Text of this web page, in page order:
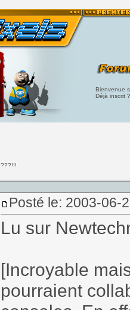
Bienvenue
Déjà inscrit
???!!!
Posté le: 2003-06-
Lu sur
[Incroyable
pourraient